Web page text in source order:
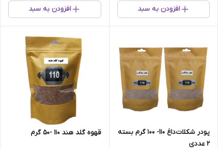
افزودن به سبد افزودن به سبد
پودر شکلات داغ 110- 100 گرم بسته
2 عددی
قهوه گلد هند 110 -50 گرم